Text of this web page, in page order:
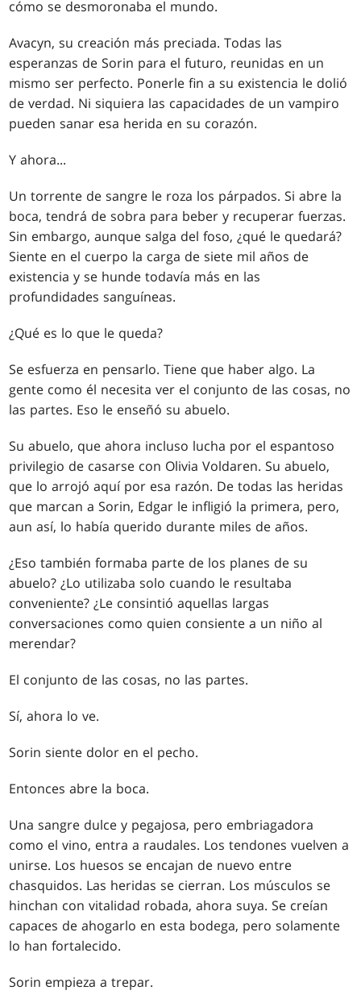
cómo se desmoronaba el mundo.
Avacyn, su creación más preciada. Todas las
esperanzas de Sorin para el futuro, reunidas en un
mismo ser perfecto. Ponerle fin a su existencia le dolió
de verdad. Ni siquiera las capacidades de un vampiro
pueden sanar esa herida en su corazón.
Y ahora...
Un torrente de sangre le roza los párpados. Si abre la
boca, tendrá de sobra para beber y recuperar fuerzas.
Sin embargo, aunque salga del foso, ¿qué le quedará?
Siente en el cuerpo la carga de siete mil años de
existencia y se hunde todavía más en las
profundidades sanguíneas.
¿Qué es lo que le queda?
Se esfuerza en pensarlo. Tiene que haber algo. La
gente como él necesita ver el conjunto de las cosas, no
las partes. Eso le enseñó su abuelo.
Su abuelo, que ahora incluso lucha por el espantoso
privilegio de casarse con Olivia Voldaren. Su abuelo,
que lo arrojó aquí por esa razón. De todas las heridas
que marcan a Sorin, Edgar le infligió la primera, pero,
aun así, lo había querido durante miles de años.
¿Eso también formaba parte de los planes de su
abuelo? ¿Lo utilizaba solo cuando le resultaba
conveniente? ¿Le consintió aquellas largas
conversaciones como quien consiente a un niño al
merendar?
El conjunto de las cosas, no las partes.
Sí, ahora lo ve.
Sorin siente dolor en el pecho.
Entonces abre la boca.
Una sangre dulce y pegajosa, pero embriagadora
como el vino, entra a raudales. Los tendones vuelven a
unirse. Los huesos se encajan de nuevo entre
chasquidos. Las heridas se cierran. Los músculos se
hinchan con vitalidad robada, ahora suya. Se creían
capaces de ahogarlo en esta bodega, pero solamente
lo han fortalecido.
Sorin empieza a trepar.